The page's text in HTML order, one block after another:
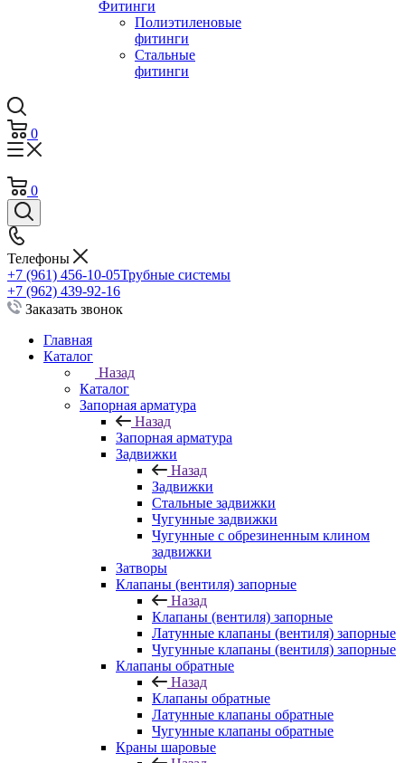
Фитинги
Полиэтиленовые
фитинги
Стальные
фитинги
0
0
Телефоны
+7 (961) 456-10-05Трубные системы
+7 (962) 439-92-16
Заказать звонок
Главная
Каталог
Назад
Каталог
Запорная арматура
Назад
Запорная арматура
Задвижки
Назад
Задвижки
Стальные задвижки
Чугунные задвижки
Чугунные с обрезиненным клином
задвижки
Затворы
Клапаны (вентиля) запорные
Назад
Клапаны (вентиля) запорные
Латунные клапаны (вентиля) запорные
Чугунные клапаны (вентиля) запорные
Клапаны обратные
Назад
Клапаны обратные
Латунные клапаны обратные
Чугунные клапаны обратные
Краны шаровые